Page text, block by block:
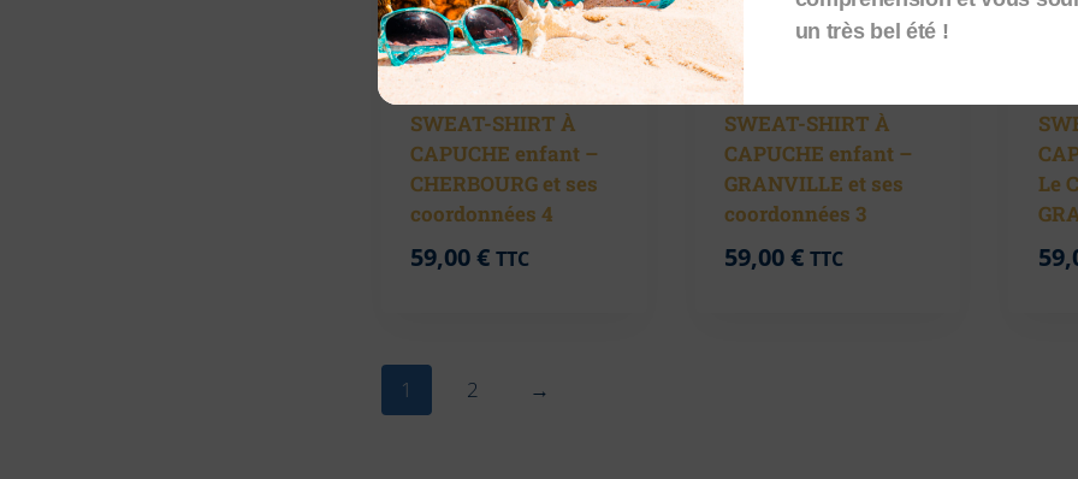
SWEAT-SHIRT À
CAPUCHE enfant –
CHERBOURG et ses
coordonnées 4
59,00€ TTC
SWEAT-SHIRT À
CAPUCHE enfant –
GRANVILLE et ses
coordonnées 3
59,00€ TTC
Le
1 2 →
un très bel été !